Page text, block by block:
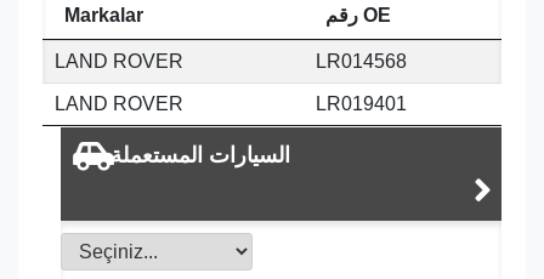
Markalar رقم OE
LAND ROVER LR014568
LAND ROVER LR019401
السيارات المستعملة